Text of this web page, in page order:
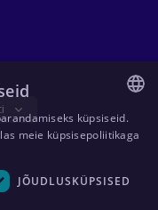
ENGLISH
küpsiseid.
meie küpsisepoliitikaga
JÕUDLUSKÜPSISED